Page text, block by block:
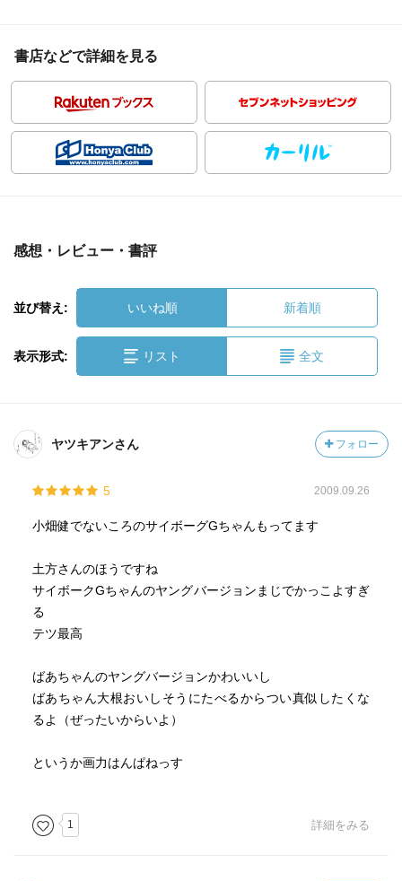
書店などで詳細を見る
感想・レビュー・書評
並び替え: いいね順 新着順
表示形式: リスト 全文
ヤツキアンさん フォロー
5 2009.09.26
小畑健でないころのサイボーグGちゃんもってます
土方さんのほうですね
サイボークGちゃんのヤングバージョンまじでかっこよすぎ
る
テツ最高
ばあちゃんのヤングバージョンかわいいし
ばあちゃん大根おいしそうにたべるからつい真似したくな
るよ（ぜったいからいよ）
というか画力はんぱねっす
1 詳細をみる